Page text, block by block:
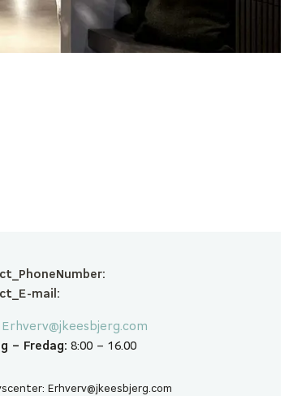
mail:
Erhverv@jkeesbjerg.com
– Fredag: 8:00 – 16.00
Erhverv@jkeesbjerg.com